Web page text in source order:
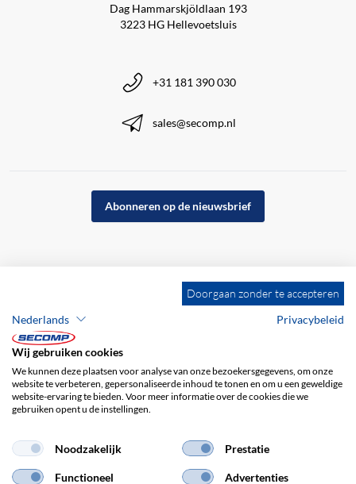
Dag Hammarskjöldlaan 193
3223 HG Hellevoetsluis
+31 181 390 030
sales@secomp.nl
Abonneren op de nieuwsbrief
Bedrijfsgegevens
Privacybeleid
Doorgaan zonder te accepteren
Nederlands
Privacybeleid
Wij gebruiken cookies
We kunnen deze plaatsen voor analyse van onze bezoekersgegevens, om onze
website te verbeteren, gepersonaliseerde inhoud te tonen en om u een geweldige
website-ervaring te bieden. Voor meer informatie over de cookies die we
gebruiken opent u de instellingen.
Noodzakelijk Prestatie
Functioneel Advertenties